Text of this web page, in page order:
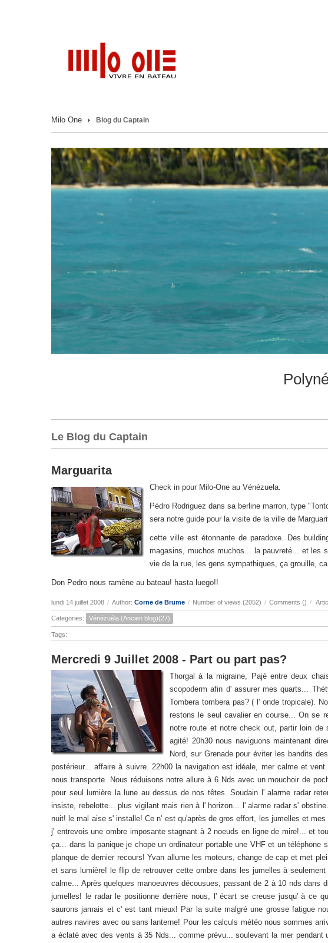
Milo One Blog du Captain
Le Blog du Captain
Marguarita
Check in pour Milo-One au Vénézuela.
Pédro Rodriguez dans sa berline marron, type
sera notre guide pour la visite de la ville de
cette ville est étonnante de paradoxe. Des
magasins, muchos muchos... la pauvreté... et les
vie de la rue, les gens sympathiques, ça grouille,
Don Pedro nous ramène au bateau! hasta luego!!
lundi 14 juillet 2008 / Author: Corne de Brume / Number of views (2052) / Comments () /
Categories: Vénézuéla (Ancien blog)(27)
Tags:
Mercredi 9 Juillet 2008 - Part ou part pas?
Thorgal à la migraine, Pajè entre deux
scopoderm afin d' assurer mes quarts...
Tombera tombera pas? ( l' onde tropicale).
restons le seul cavalier en course... On se
notre route et notre check out, partir loin de
agité! 20h30 nous naviguons maintenant
Nord, sur Grenade pour éviter les bandits
postérieur... affaire à suivre. 22h00 la navigation est idéale, mer calme et
nous transporte. Nous réduisons notre allure à 6 Nds avec un mouchoir de
pour seul lumière la lune au dessus de nos têtes. Soudain l' alarme radar
insiste, rebelotte... plus vigilant mais rien à l' horizon... l' alarme radar s'
nuit! le mal aise s' installe! Ce n' est qu'après de gros effort, les jumelles et
j' entrevois une ombre imposante stagnant à 2 noeuds en ligne de mire!... et
ça... dans la panique je chope un ordinateur portable une VHF et un téléphone
planque de dernier recours! Yvan allume les moteurs, change de cap et met
et sans lumière! le flip de retrouver cette ombre dans les jumelles à
calme... Après quelques manoeuvres décousues, passant de 2 à 10 nds dans
jumelles! le radar le positionne derrière nous, l' écart se creuse jusqu' à ce
saurons jamais et c' est tant mieux! Par la suite malgré une grosse fatigue
autres navires avec ou sans lanterne! Pour les calculs météo nous sommes
a éclaté avec des vents à 35 Nds... comme prévu... soulevant la mer pendant